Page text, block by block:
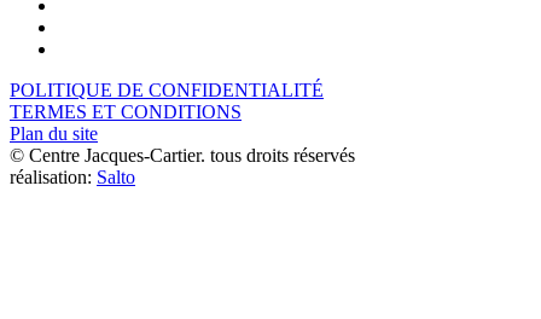
POLITIQUE DE CONFIDENTIALITÉ
TERMES ET CONDITIONS
Plan du site
© Centre Jacques-Cartier. tous droits réservés
réalisation: Salto